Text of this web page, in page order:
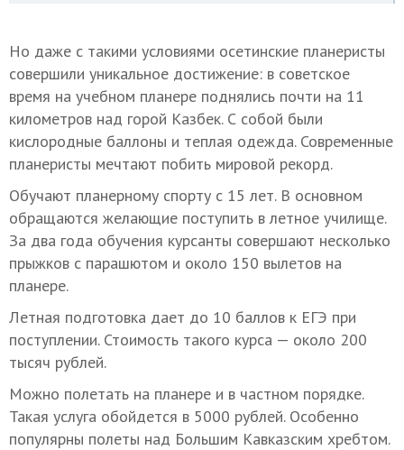
Но даже с такими условиями осетинские планеристы
совершили уникальное достижение: в советское
время на учебном планере поднялись почти на 11
километров над горой Казбек. С собой были
кислородные баллоны и теплая одежда. Современные
планеристы мечтают побить мировой рекорд.
Обучают планерному спорту с 15 лет. В основном
обращаются желающие поступить в летное училище.
За два года обучения курсанты совершают несколько
прыжков с парашютом и около 150 вылетов на
планере.
Летная подготовка дает до 10 баллов к ЕГЭ при
поступлении. Стоимость такого курса — около 200
тысяч рублей.
Можно полетать на планере и в частном порядке.
Такая услуга обойдется в 5000 рублей. Особенно
популярны полеты над Большим Кавказским хребтом.